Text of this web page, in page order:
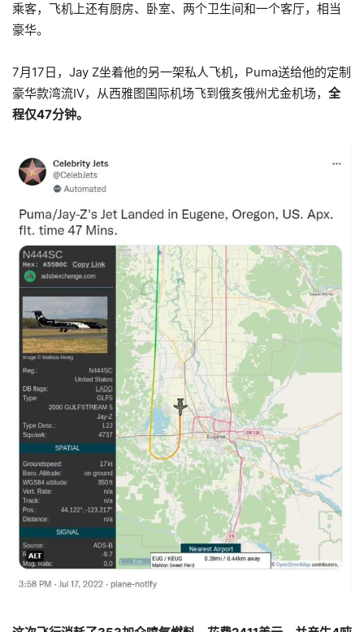
乘客，飞机上还有厨房、卧室、两个卫生间和一个客厅，相当
豪华。
7月17日，Jay Z坐着他的另一架私人飞机，Puma送给他的定制
豪华款湾流IV，从西雅图国际机场飞到俄亥俄州尤金机场， 全
程仅47分钟。